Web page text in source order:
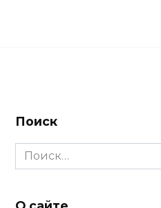
Поиск
Search
for: